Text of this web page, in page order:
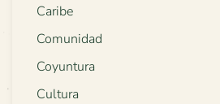
Caribe
Comunidad
Coyuntura
Cultura